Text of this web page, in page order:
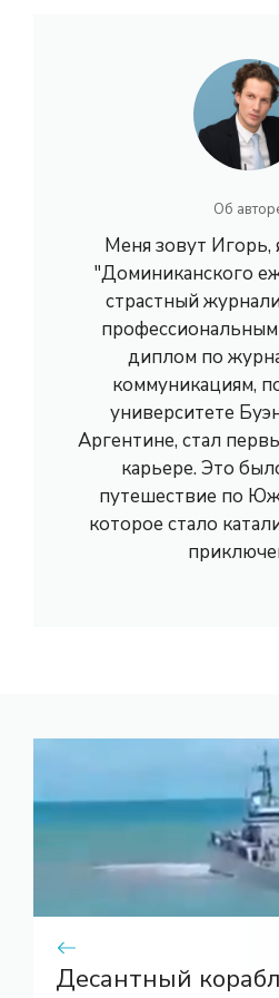
Об
Меня зовут Игорь,
"Доминиканского
страстный
диплом по
коммуникациям,
университете
Аргентине, стал
карьере. Это
путешествие по
которое стало
Десантный